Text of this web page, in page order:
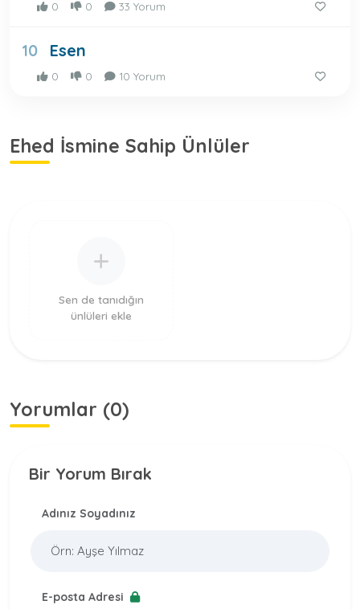
0 0 33 Yorum
10 Esen
0 0 10 Yorum
Ehed İsmine Sahip Ünlüler
Sen de tanıdığın
ünlüleri ekle
Yorumlar (0)
Bir Yorum Bırak
Adınız Soyadınız
E-posta Adresi